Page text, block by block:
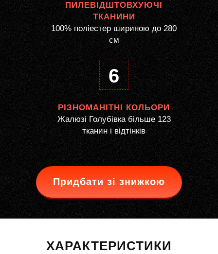
ПИЛЕВІДШТОВХУЮЧІ
ТКАНИНИ
100% поліестер шириною до 280
см
6
РІЗНОМАНІТНІ КОЛЬОРИ
Жалюзі Голубівка більше 123
тканин і відтінків
Придбати зі знижкою
ХАРАКТЕРИСТИКИ